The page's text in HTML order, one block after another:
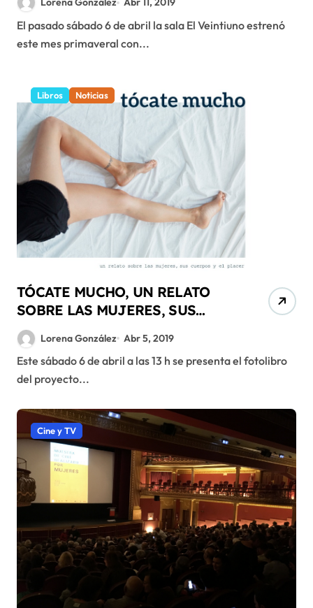
El pasado sábado 6 de abril la sala El Veintiuno estrenó
este mes primaveral con...
Libros Noticias
TÓCATE MUCHO, UN RELATO
SOBRE LAS MUJERES, SUS
CUERPOS Y EL PLACER
Lorena González Abr 5, 2019
Este sábado 6 de abril a las 13 h se presenta el fotolibro
del proyecto...
Cine y TV